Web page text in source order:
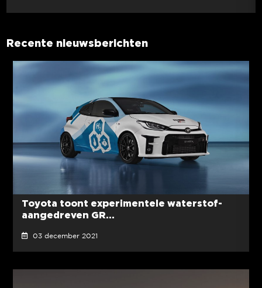
Recente nieuwsberichten
Toyota toont experimentele waterstof-
aangedreven GR...
03 december 2021